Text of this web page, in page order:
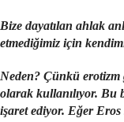
Bize dayatılan ahlak
etmediğimiz için
Neden? Çünkü erotizm
olarak kullanılıyor. Bu
işaret ediyor. Eğer Eros